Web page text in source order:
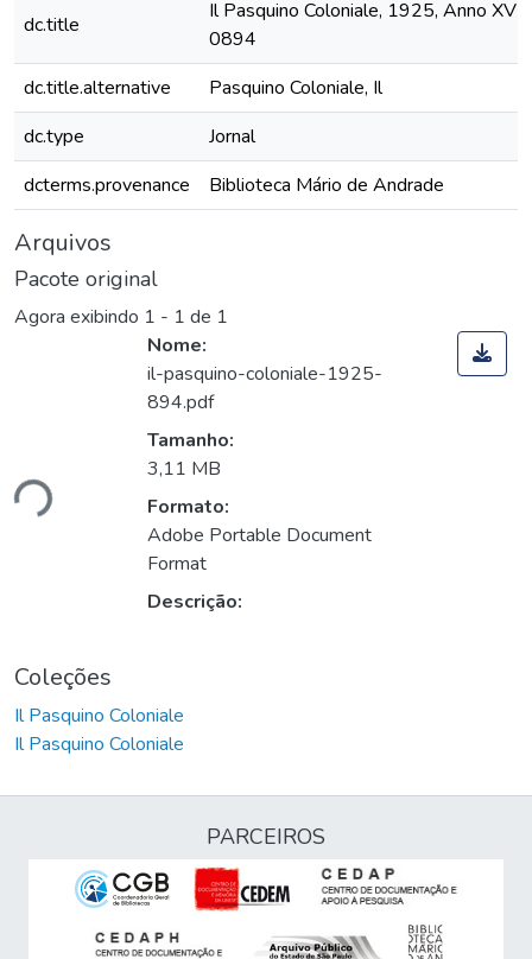
dc.title
Il Pasquino Coloniale, 1925, Anno XVII,
0894
dc.title.alternative
Pasquino Coloniale, Il
dc.type
Jornal
dcterms.provenance
Biblioteca Mário de Andrade
Arquivos
Pacote original
Agora exibindo 1 - 1 de 1
Nome:
il-pasquino-coloniale-1925-
894.pdf
Tamanho:
3,11 MB
Formato:
Adobe Portable Document
Format
Descrição:
Coleções
Il Pasquino Coloniale
Il Pasquino Coloniale
PARCEIROS